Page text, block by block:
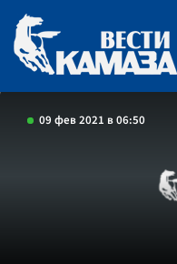
09 фев 2021 в 06:50